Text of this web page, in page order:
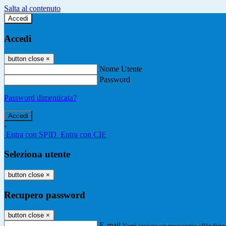
Salta al contenuto
Accedi
Accedi
button close ×
Nome Utente
Password
Password dimenticata?
-
Entra con SPID Entra con CIE
Seleziona utente
button close ×
Recupero password
button close ×